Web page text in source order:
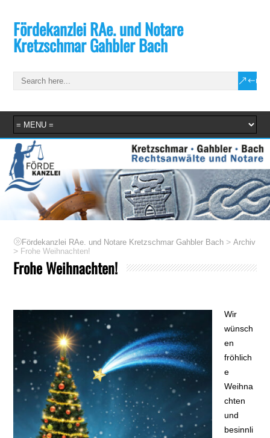
Fördekanzlei RAe. und Notare
Kretzschmar Gahbler Bach
Fördekanzlei RAe. und Notare Kretzschmar Gahbler Bach >Archiv
> Frohe Weihnachten!
Frohe Weihnachten!
Wir
wünsch
en
fröhlich
e
Weihna
chten
und
besinnli